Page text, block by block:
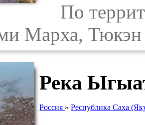
По
Марха,
Река
Россия »Республика Саха